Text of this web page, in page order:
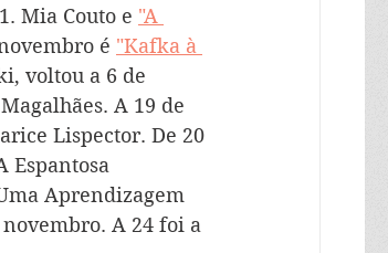
Mia Couto e "A
é "Kafka à
voltou a 6 de
A 19 de
Lispector. De 20
Espantosa
Aprendizagem
novembro. A 24 foi a